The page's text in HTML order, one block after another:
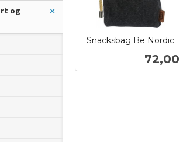
Snacksbag Be Nordic
Pris
72,00
og